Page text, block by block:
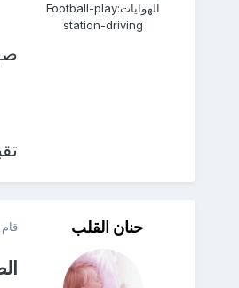
الهوايات:Football-play
station-driving
حنان القلب